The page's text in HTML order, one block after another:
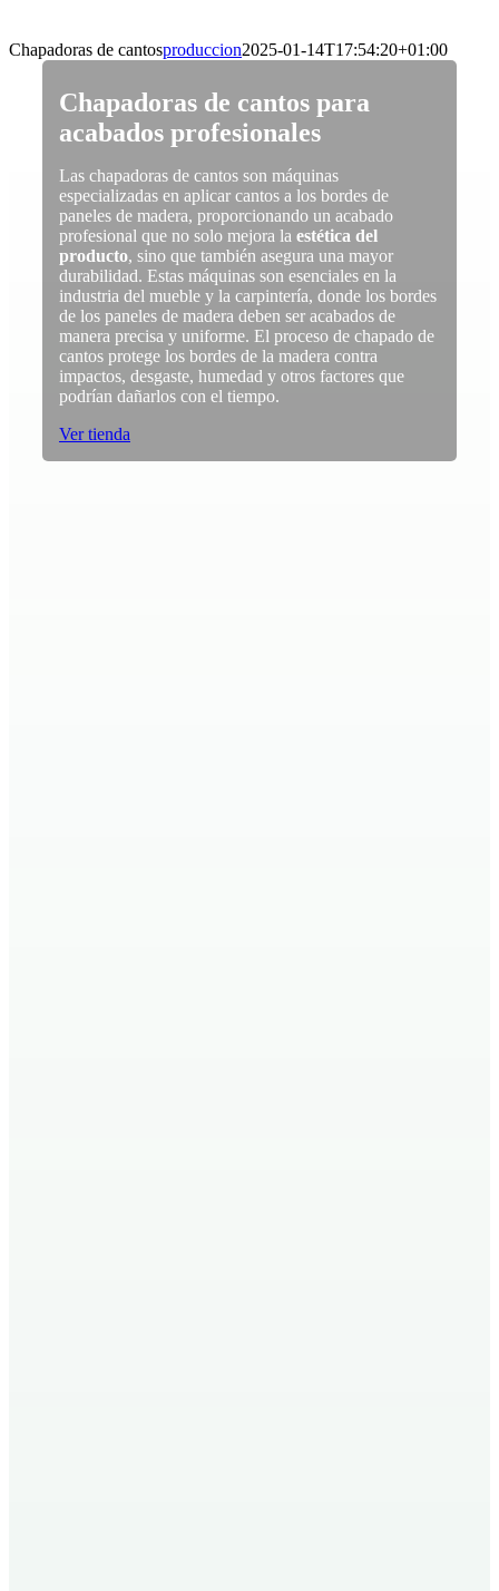
content
Chapadoras de cantosproduccion2025-01-14T17:54:20+01:00
Chapadoras de cantos para
acabados profesionales
Las chapadoras de cantos son máquinas
especializadas en aplicar cantos a los bordes de
paneles de madera, proporcionando un acabado
profesional que no solo mejora la estética del
producto, sino que también asegura una mayor
durabilidad. Estas máquinas son esenciales en la
industria del mueble y la carpintería, donde los bordes
de los paneles de madera deben ser acabados de
manera precisa y uniforme. El proceso de chapado de
cantos protege los bordes de la madera contra
impactos, desgaste, humedad y otros factores que
podrían dañarlos con el tiempo.
Ver tienda